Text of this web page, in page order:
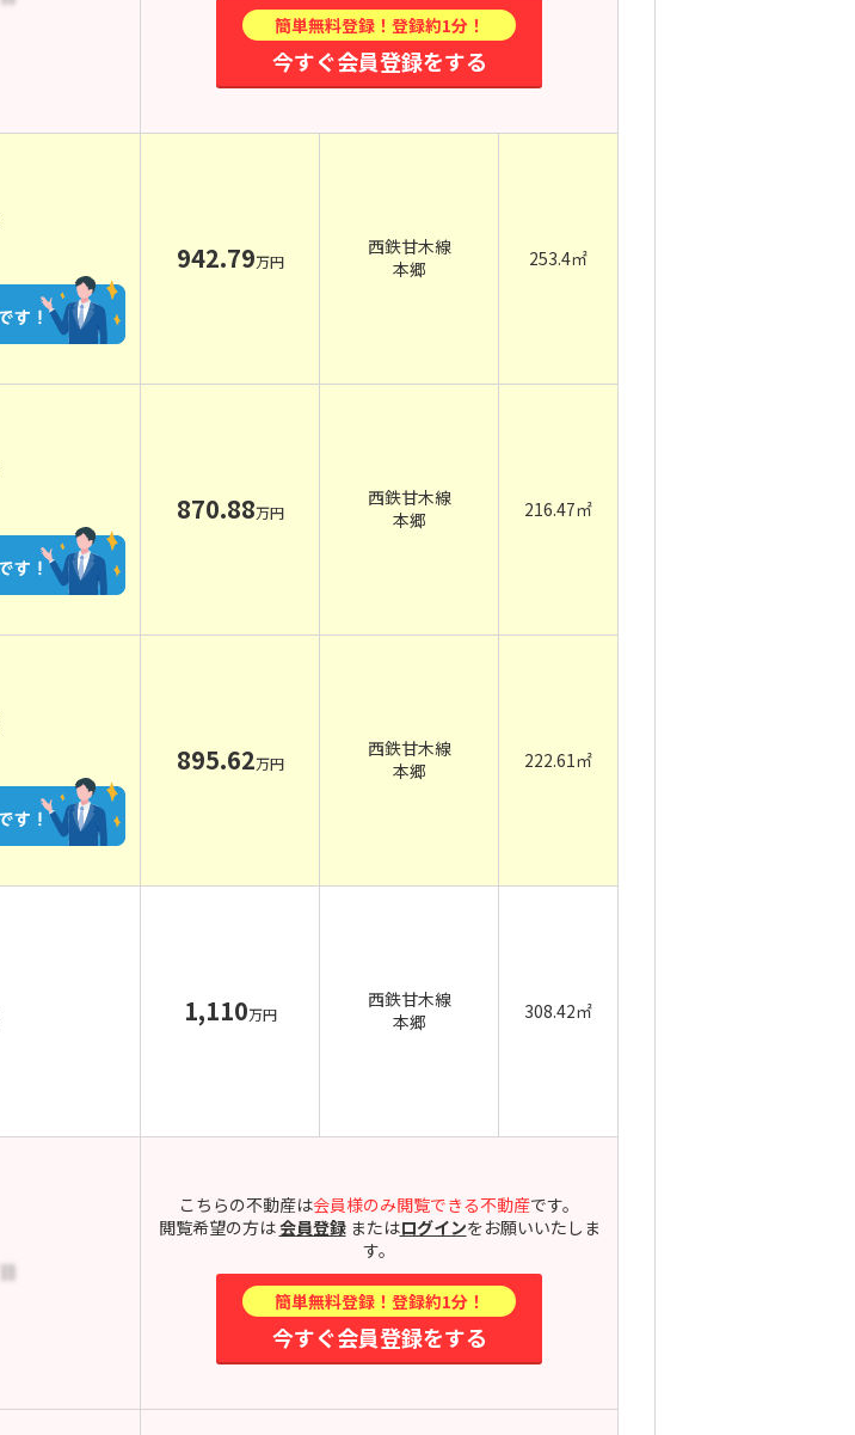
簡単無料登録！登録約1分！
今すぐ会員登録をする
942.79万円
西鉄甘木線
本郷
253.4㎡
870.88万円
西鉄甘木線
本郷
216.47㎡
895.62万円
西鉄甘木線
本郷
222.61㎡
1,110万円
西鉄甘木線
本郷
308.42㎡
こちらの不動産は会員様のみ閲覧できる不動産です。
閲覧希望の方は会員登録またはログインをお願いいたしま
す。
簡単無料登録！登録約1分！
今すぐ会員登録をする